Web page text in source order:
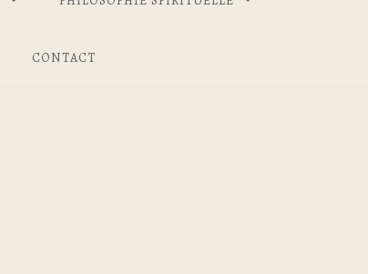
CONTACT